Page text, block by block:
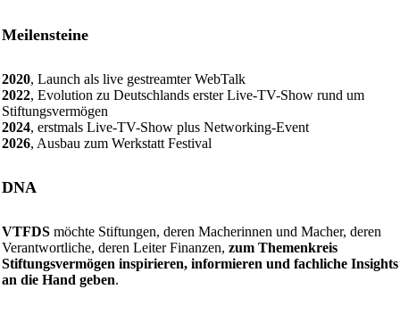
Meilensteine
2020, Launch als live gestreamter WebTalk
2022, Evolution zu Deutschlands erster Live-TV-Show rund um
Stiftungsvermögen
2024, erstmals Live-TV-Show plus Networking-Event
2026, Ausbau zum Werkstatt Festival
DNA
VTFDS möchte Stiftungen, deren Macherinnen und Macher, deren
Verantwortliche, deren Leiter Finanzen, zum Themenkreis
Stiftungsvermögen inspirieren, informieren und fachliche Insights
an die Hand geben.